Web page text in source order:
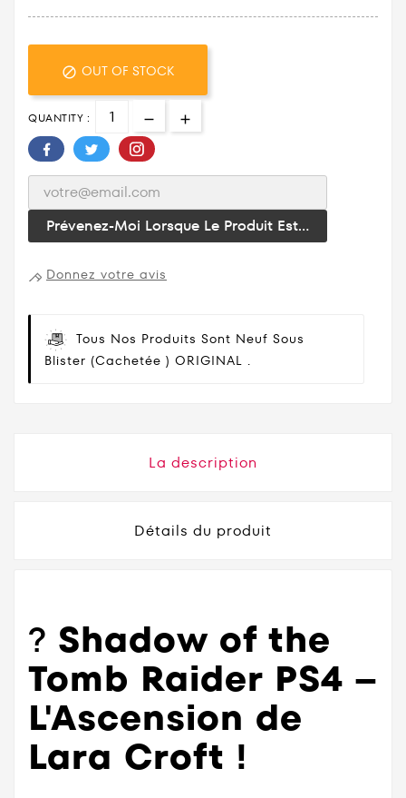
 OUT OF STOCK
QUANTITY :
Prévenez-Moi Lorsque Le Produit Est...
Donnez votre avis
Tous Nos Produits Sont Neuf Sous
Blister (cachetée ) ORIGINAL .
La description
Détails du produit
? Shadow of the
Tomb Raider PS4 –
L'Ascension de
Lara Croft !